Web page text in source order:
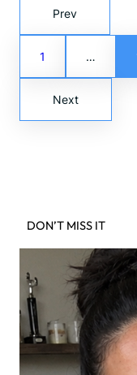
Prev
1 …
Next
DON’T MISS IT